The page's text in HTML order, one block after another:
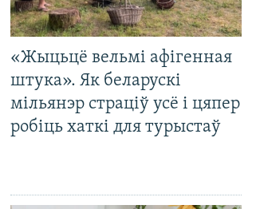
«Жыцьцё вельмі афігенная
штука». Як беларускі
мільянэр страціў усё і цяпер
робіць хаткі для турыстаў